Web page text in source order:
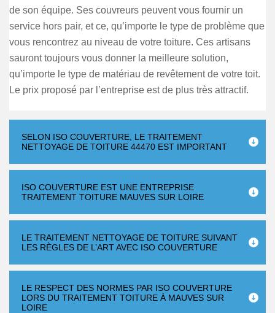
de son équipe. Ses couvreurs peuvent vous fournir un
service hors pair, et ce, qu’importe le type de problème que
vous rencontrez au niveau de votre toiture. Ces artisans
sauront toujours vous donner la meilleure solution,
qu’importe le type de matériau de revêtement de votre toit.
Le prix proposé par l’entreprise est de plus très attractif.
SELON ISO COUVERTURE, LE TRAITEMENT
NETTOYAGE DE TOITURE 44470 EST IMPORTANT
ISO COUVERTURE EST UNE ENTREPRISE
TRAITEMENT TOITURE MAUVES SUR LOIRE
LE TRAITEMENT NETTOYAGE DE TOITURE SUIVANT
LES RÈGLES DE L’ART AVEC ISO COUVERTURE
LE RESPECT DES NORMES PAR ISO COUVERTURE
LORS DU TRAITEMENT TOITURE À MAUVES SUR
LOIRE